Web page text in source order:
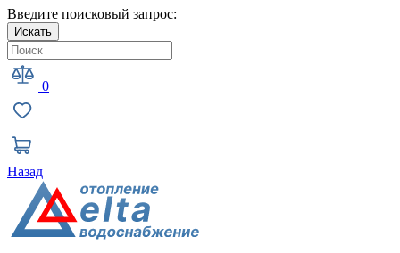
Введите поисковый запрос:
Искать
0
Назад